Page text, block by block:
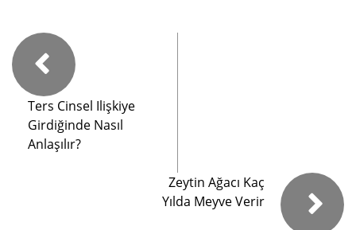
Ters Cinsel Ilişkiye
Girdiğinde Nasıl
Anlaşılır?
Zeytin Ağacı Kaç
Yılda Meyve Verir